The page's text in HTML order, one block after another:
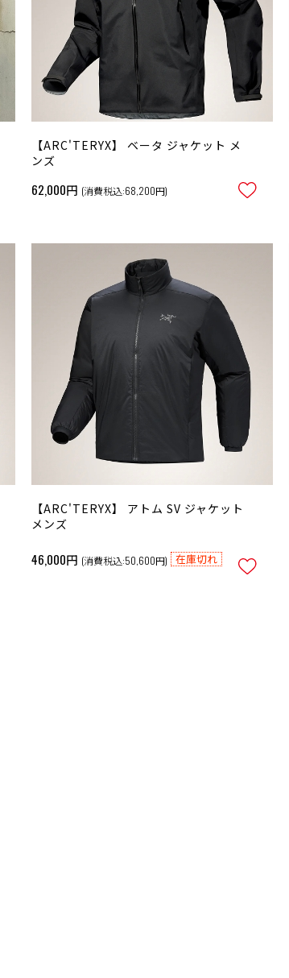
【ARC'TERYX】 ベータ ジャケット メ
ンズ
62,000円 (消費税込:68,200円)
【ARC'TERYX】 アトム SV ジャケット
メンズ
46,000円 (消費税込:50,600円) 在庫切れ